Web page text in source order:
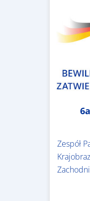
Zespół